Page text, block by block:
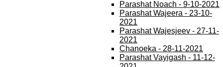
Parashat Noach - 9-10-2021
Parashat Wajeera - 23-10-
2021
Parashat Wajesjeev - 27-11-
2021
Chanoeka - 28-11-2021
Parashat Vayigash - 11-12-